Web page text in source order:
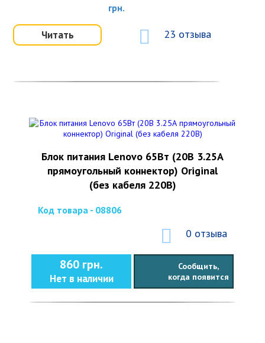
грн.
Читать 23 отзыва
Блок питания Lenovo 65Вт (20В 3.25А
прямоугольный коннектор) Original
(без кабеля 220В)
Код товара - 08806
0 отзыва
860 грн.
Нет в наличии
Сообщить,
когда появится